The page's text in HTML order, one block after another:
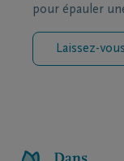
pour épauler
Laissez-